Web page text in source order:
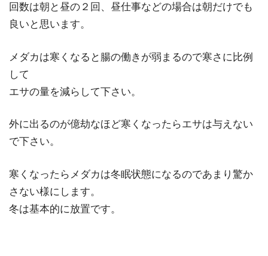
回数は朝と昼の２回、昼仕事などの場合は朝だけでも
良いと思います。
メダカは寒くなると腸の働きが弱まるので寒さに比例
して
エサの量を減らして下さい。
外に出るのが億劫なほど寒くなったらエサは与えない
で下さい。
寒くなったらメダカは冬眠状態になるのであまり驚か
さない様にします。
冬は基本的に放置です。